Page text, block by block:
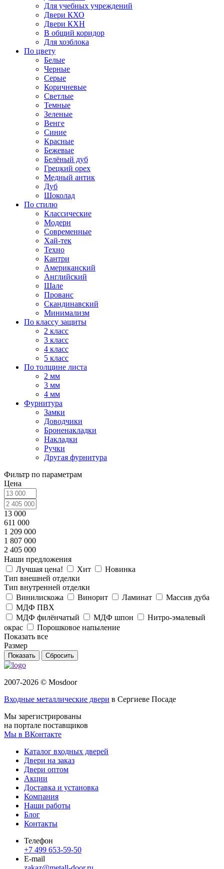
Для учебных учреждений
Двери КХО
Двери КХН
В общий коридор
Для хозблока
По цвету
Белые
Черные
Серые
Коричневые
Светлые
Темные
Зеленые
Венге
Синие
Красные
Бежевые
Белёный дуб
Грецкий орех
Медный антик
Дуб
Шоколад
По стилю
Классические
Модерн
Современные
Хай-тек
Техно
Кантри
Американский
Английский
Шале
Прованс
Скандинавский
Минимализм
По классу защиты
2 класс
3 класс
4 класс
5 класс
По толщине листа
2 мм
3 мм
4 мм
Фурнитура
Замки
Доводчики
Броненакладки
Накладки
Ручки
Другая фурнитура
Фильтр по параметрам
Цена
13 000
611 000
1 209 000
1 807 000
2 405 000
Наши предложения
Лучшая цена!
Хит
Новинка
Тип внешней отделки
Тип внутренней отделки
Винилискожа
Винорит Ламинат
Массив дуба
МДФ ПВХ
МДФ филёнчатый
МДФ шпон
Нитро-эмалевый
окрас
Порошковое напыление
Показать все
Размер
Сбросить
2007-2026 © Mosdoor
Входные металлические двери в Сергиеве Посаде
Мы зарегистрированы
на портале поставщиков
Мы в ВКонтакте
Каталог входных дверей
Двери на заказ
Двери оптом
Акции
Доставка и установка
Компания
Наши работы
Блог
Контакты
Телефон
+7 499 653-59-50
E-mail